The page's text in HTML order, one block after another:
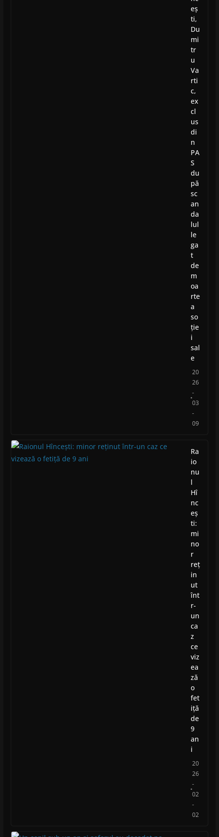
eș
ti,
Du
mi
tr
u
Va
rti
c,
ex
cl
us
di
n
PA
S
du
pă
sc
an
da
lul
le
ga
t
de
m
oa
rte
a
so
ție
i
sal
e
20
26
-
03
-
09
Ra
io
nu
l
Hî
nc
eș
ti:
mi
no
r
reț
in
ut
înt
r-
un
ca
z
ce
viz
ea
ză
o
fet
iță
de
9
an
i
20
26
-
02
-
02